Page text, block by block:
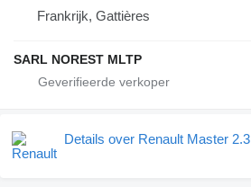
Frankrijk, Gattières
SARL NOREST MLTP
Details over Renault Master 2.3